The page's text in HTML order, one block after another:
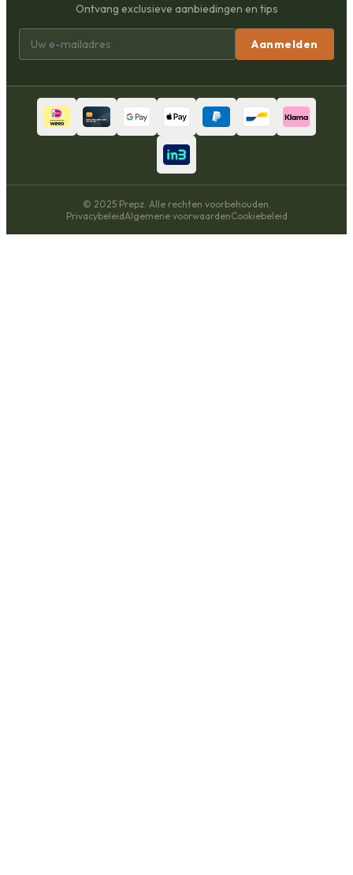
Ontvang exclusieve aanbiedingen en tips
Aanmelden
© 2025 Prepz. Alle rechten voorbehouden.
PrivacybeleidAlgemene voorwaardenCookiebeleid